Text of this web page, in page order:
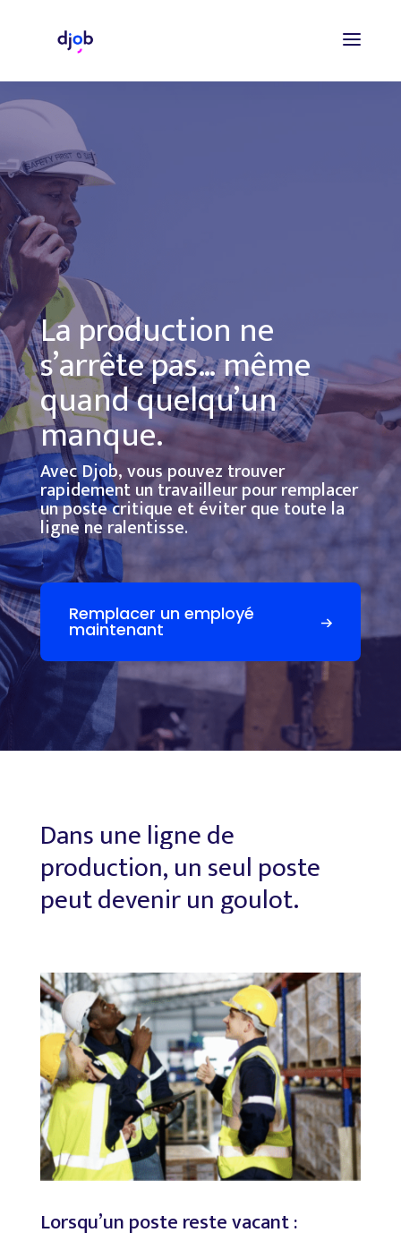
La production ne
s’arrête pas… même
quand quelqu’un
manque.
Avec Djob, vous pouvez trouver
rapidement un travailleur pour remplacer
un poste critique et éviter que toute la
ligne ne ralentisse.
Remplacer un employé
maintenant
Dansunelignede
production,unseul poste
peutdevenirungoulot.
Lorsqu’unposterestevacant: